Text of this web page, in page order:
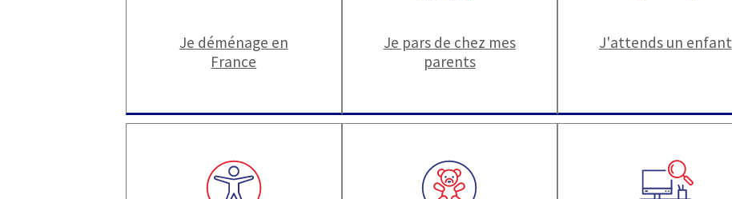
Je déménage en
France
Je pars de chez mes
parents
J'attends un enfant